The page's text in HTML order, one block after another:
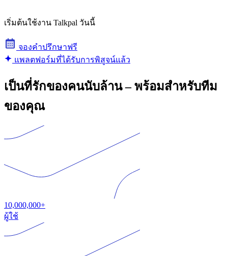
เริ่มต้นใช้งาน Talkpal วันนี้
จองคําปรึกษาฟรี
แพลตฟอร์มที่ได้รับการพิสูจน์แล้ว
เป็นที่รักของคนนับล้าน – พร้อมสําหรับทีม
ของคุณ
10,000,000+
ผู้ใช้